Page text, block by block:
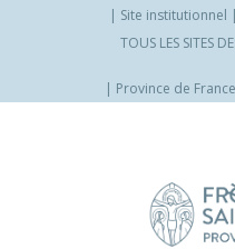
Site institutionnel
TOUS LES SITES
Province de France